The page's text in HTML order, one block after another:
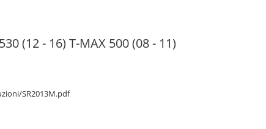
(12 - 16) T-MAX 500 (08 - 11)
SR2013M.pdf